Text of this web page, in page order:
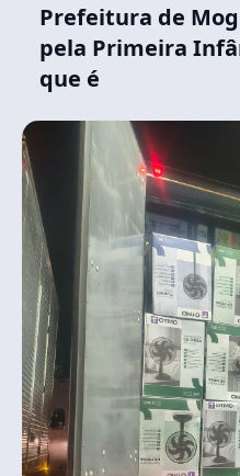
Prefeitura de
pela Primeira
que é